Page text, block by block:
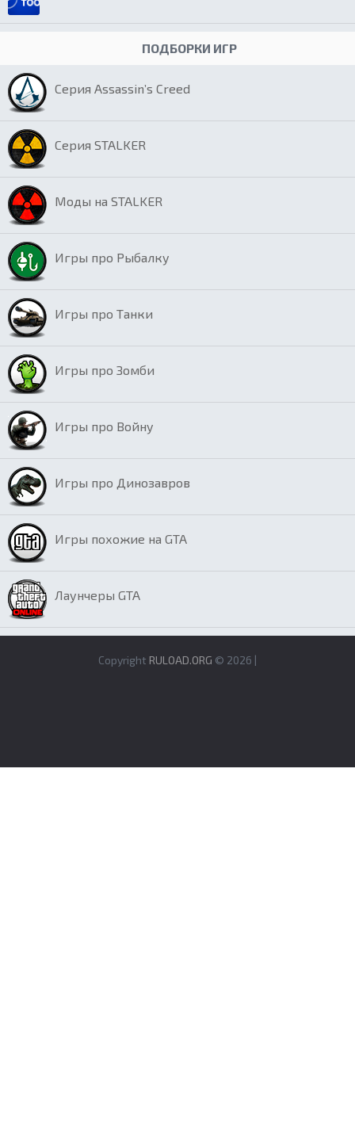
ПОДБОРКИ ИГР
Серия Assassin’s Creed
Серия STALKER
Моды на STALKER
Игры про Рыбалку
Игры про Танки
Игры про Зомби
Игры про Войну
Игры про Динозавров
Игры похожие на GTA
Лаунчеры GTA
Copyright RULOAD.ORG © 2026 |